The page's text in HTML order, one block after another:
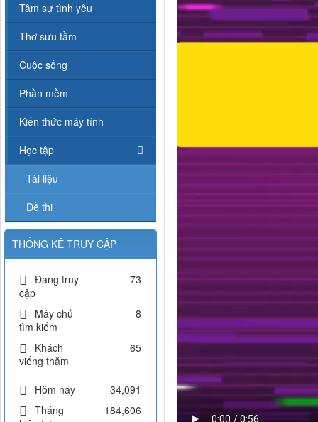
Tâm sự tình yêu
Thơ sưu tầm
Cuộc sống
Phần mềm
Kiến thức máy tính
Học tập
Tài liệu
Đề thi
THỐNG KÊ TRUY CẬP
Đang truy
cập
73
Máy chủ
tìm kiếm
8
Khách
viếng thăm
65
Hôm nay
34,091
Tháng
184,606